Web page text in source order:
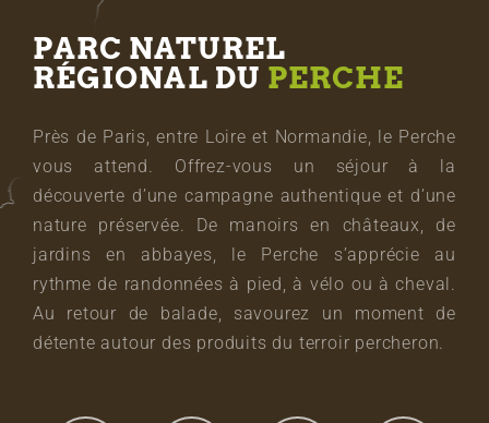
PARC NATUREL
RÉGIONAL DU PERCHE
Près de Paris, entre Loire et Normandie, le Perche
vous attend. Offrez-vous un séjour à la
découverte d’une campagne authentique et d’une
nature préservée. De manoirs en châteaux, de
jardins en abbayes, le Perche s’apprécie au
rythme de randonnées à pied, à vélo ou à cheval.
Au retour de balade, savourez un moment de
détente autour des produits du terroir percheron.